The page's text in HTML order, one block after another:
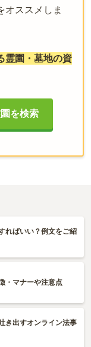
オススメしま
霊園・墓地の資
を検索
ればいい？例文をご紹
・マナーや注意点
き出すオンライン法事